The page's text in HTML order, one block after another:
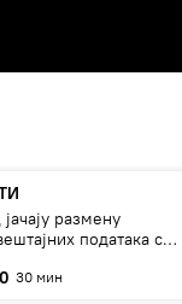
размену
података с
30 мин